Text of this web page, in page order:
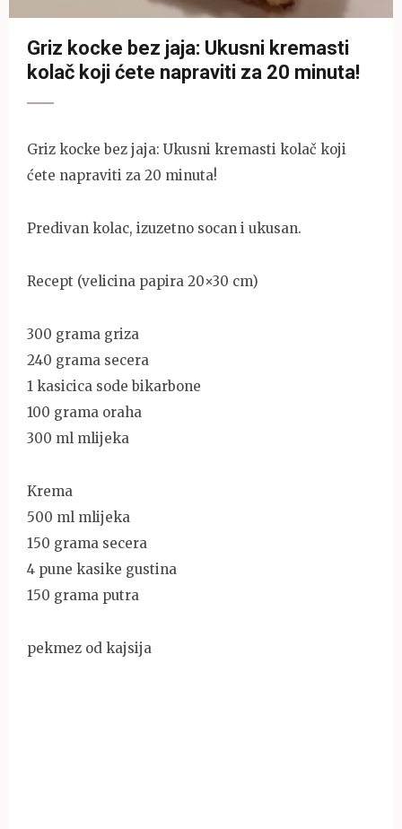
Griz kocke bez jaja: Ukusni kremasti
kolač koji ćete napraviti za 20 minuta!
Griz kocke bez jaja: Ukusni kremasti kolač koji
ćete napraviti za 20 minuta!
Predivan kolac, izuzetno socan i ukusan.
Recept (velicina papira 20×30 cm)
300 grama griza
240 grama secera
1 kasicica sode bikarbone
100 grama oraha
300 ml mlijeka
Krema
500 ml mlijeka
150 grama secera
4 pune kasike gustina
150 grama putra
pekmez od kajsija